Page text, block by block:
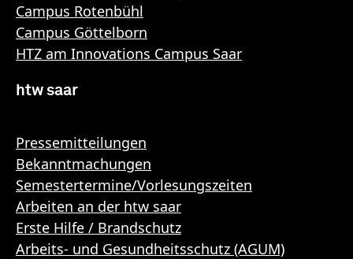
Campus Rotenbühl
Campus Göttelborn
HTZ am Innovations Campus Saar
htw saar
Pressemitteilungen
Bekanntmachungen
Semestertermine/Vorlesungszeiten
Arbeiten an der htw saar
Erste Hilfe / Brandschutz
Arbeits- und Gesundheitsschutz (AGUM)